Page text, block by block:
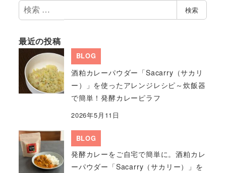
検
索
検索
最近の投稿
BLOG
酒粕カレーパウダー「Sacarry（サカリ
ー）」を使ったアレンジレシピ～炊飯器
で簡単！発酵カレーピラフ
2026年5月11日
BLOG
発酵カレーをご自宅で簡単に。酒粕カレ
ーパウダー「Sacarry（サカリー）」を